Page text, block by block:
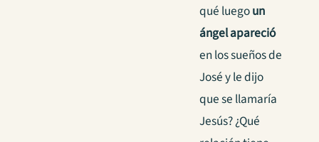
qué luegoun
ángel apareció
en los sueños de
José y le dijo
que se llamaría
Jesús? ¿Qué